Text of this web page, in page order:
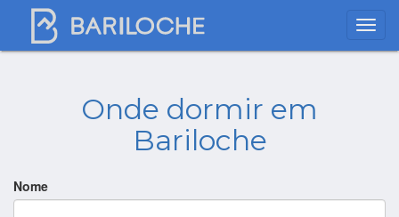
Onde dormir em
Bariloche
Nome